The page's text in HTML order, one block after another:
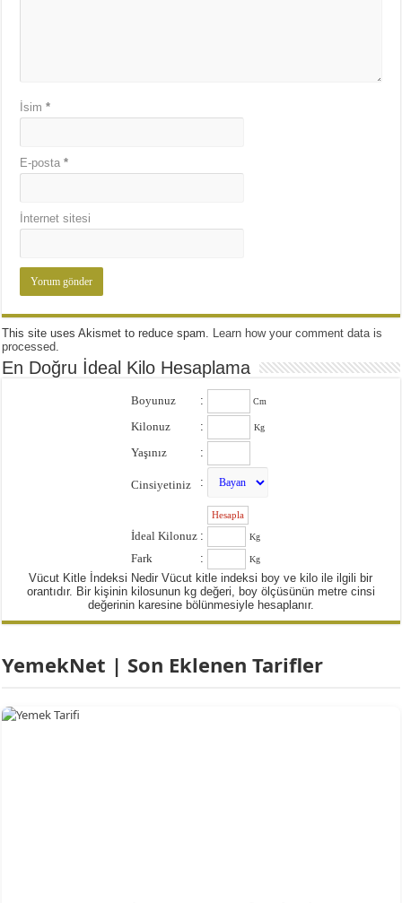
İsim*
E-posta*
İnternet sitesi
This site uses Akismet to reduce spam. Learn how your comment data is
processed.
En Doğru İdeal Kilo Hesaplama
Boyunuz : Cm
Kilonuz : Kg
Yaşınız :
Cinsiyetiniz :
İdeal Kilonuz : Kg
Fark : Kg
Vücut Kitle İndeksi Nedir Vücut kitle indeksi boy ve kilo ile ilgili bir
orantıdır. Bir kişinin kilosunun kg değeri, boy ölçüsünün metre cinsi
değerinin karesine bölünmesiyle hesaplanır.
YemekNet | Son Eklenen Tarifler